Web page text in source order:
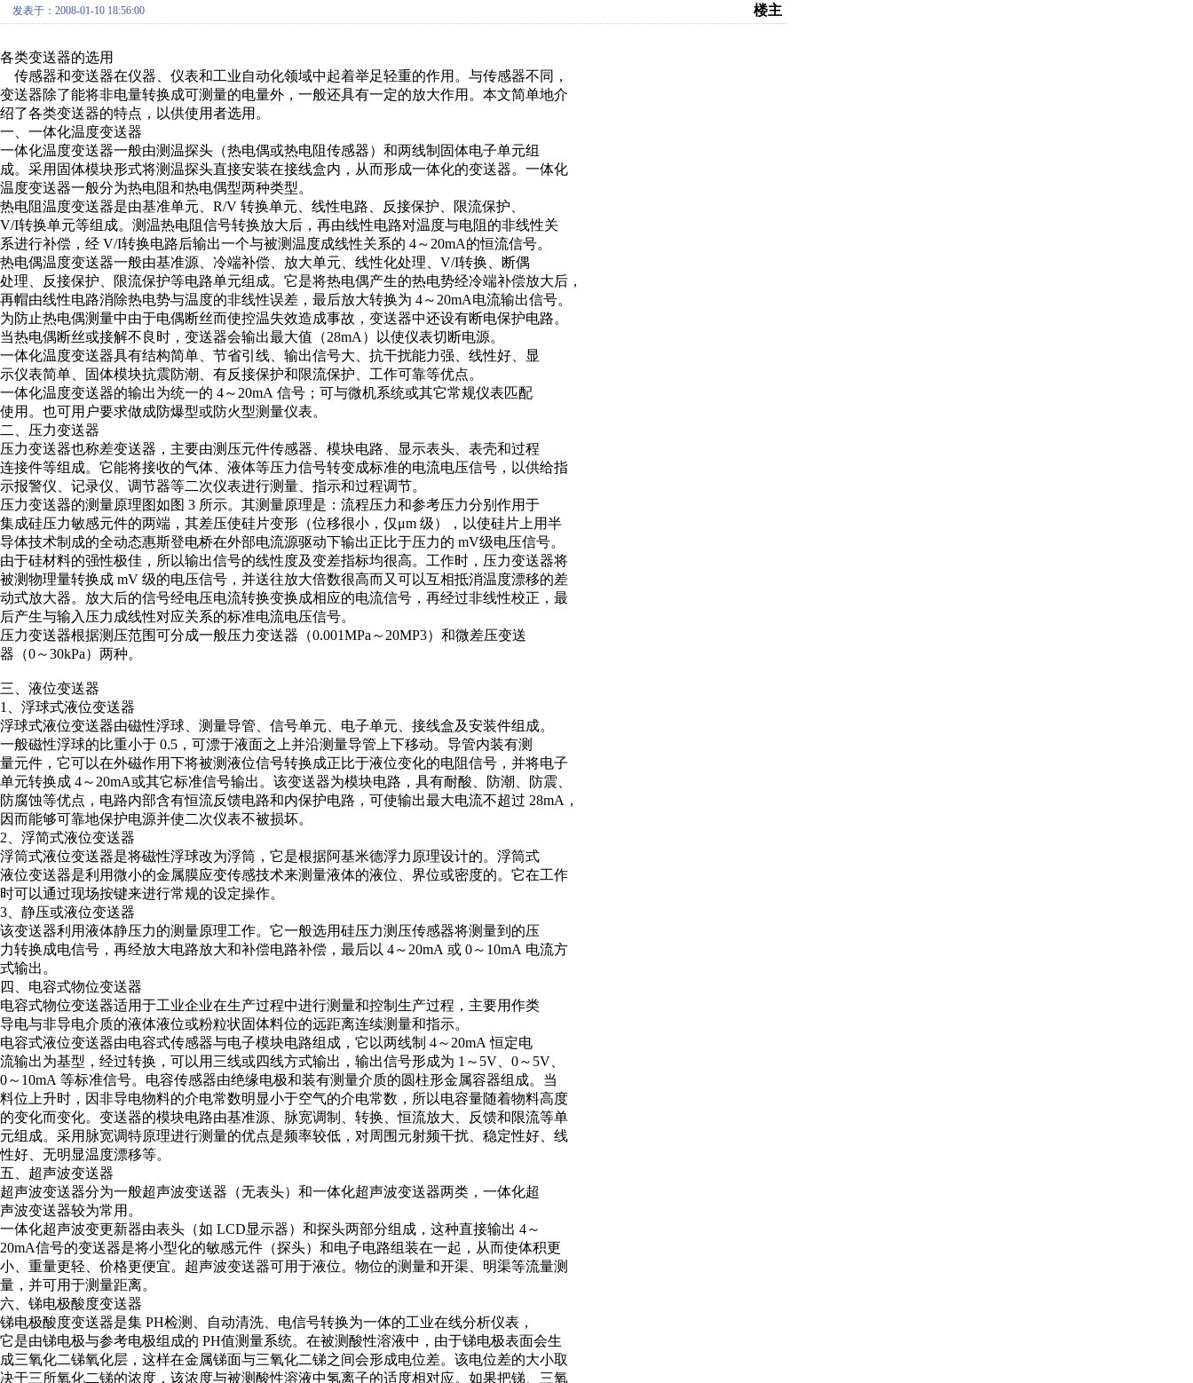
发表于：2008-01-10 18:56:00 楼主
各类变送器的选用
传感器和变送器在仪器、仪表和工业自动化领域中起着举足轻重的作用。与传感器不同，
变送器除了能将非电量转换成可测量的电量外，一般还具有一定的放大作用。本文简单地介
绍了各类变送器的特点，以供使用者选用。
一、一体化温度变送器
一体化温度变送器一般由测温探头（热电偶或热电阻传感器）和两线制固体电子单元组
成。采用固体模块形式将测温探头直接安装在接线盒内，从而形成一体化的变送器。一体化
温度变送器一般分为热电阻和热电偶型两种类型。
热电阻温度变送器是由基准单元、R/V 转换单元、线性电路、反接保护、限流保护、
V/I转换单元等组成。测温热电阻信号转换放大后，再由线性电路对温度与电阻的非线性关
系进行补偿，经 V/I转换电路后输出一个与被测温度成线性关系的 4～20mA的恒流信号。
热电偶温度变送器一般由基准源、冷端补偿、放大单元、线性化处理、V/I转换、断偶
处理、反接保护、限流保护等电路单元组成。它是将热电偶产生的热电势经冷端补偿放大后，
再帽由线性电路消除热电势与温度的非线性误差，最后放大转换为 4～20mA电流输出信号。
为防止热电偶测量中由于电偶断丝而使控温失效造成事故，变送器中还设有断电保护电路。
当热电偶断丝或接解不良时，变送器会输出最大值（28mA）以使仪表切断电源。
一体化温度变送器具有结构简单、节省引线、输出信号大、抗干扰能力强、线性好、显
示仪表简单、固体模块抗震防潮、有反接保护和限流保护、工作可靠等优点。
一体化温度变送器的输出为统一的 4～20mA 信号；可与微机系统或其它常规仪表匹配
使用。也可用户要求做成防爆型或防火型测量仪表。
二、压力变送器
压力变送器也称差变送器，主要由测压元件传感器、模块电路、显示表头、表壳和过程
连接件等组成。它能将接收的气体、液体等压力信号转变成标准的电流电压信号，以供给指
示报警仪、记录仪、调节器等二次仪表进行测量、指示和过程调节。
压力变送器的测量原理图如图 3 所示。其测量原理是：流程压力和参考压力分别作用于
集成硅压力敏感元件的两端，其差压使硅片变形（位移很小，仅μm 级），以使硅片上用半
导体技术制成的全动态惠斯登电桥在外部电流源驱动下输出正比于压力的 mV级电压信号。
由于硅材料的强性极佳，所以输出信号的线性度及变差指标均很高。工作时，压力变送器将
被测物理量转换成 mV 级的电压信号，并送往放大倍数很高而又可以互相抵消温度漂移的差
动式放大器。放大后的信号经电压电流转换变换成相应的电流信号，再经过非线性校正，最
后产生与输入压力成线性对应关系的标准电流电压信号。
压力变送器根据测压范围可分成一般压力变送器（0.001MPa～20MP3）和微差压变送
器（0～30kPa）两种。
三、液位变送器
1、浮球式液位变送器
浮球式液位变送器由磁性浮球、测量导管、信号单元、电子单元、接线盒及安装件组成。
一般磁性浮球的比重小于 0.5，可漂于液面之上并沿测量导管上下移动。导管内装有测
量元件，它可以在外磁作用下将被测液位信号转换成正比于液位变化的电阻信号，并将电子
单元转换成 4～20mA或其它标准信号输出。该变送器为模块电路，具有耐酸、防潮、防震、
防腐蚀等优点，电路内部含有恒流反馈电路和内保护电路，可使输出最大电流不超过 28mA，
因而能够可靠地保护电源并使二次仪表不被损坏。
2、浮简式液位变送器
浮筒式液位变送器是将磁性浮球改为浮筒，它是根据阿基米德浮力原理设计的。浮筒式
液位变送器是利用微小的金属膜应变传感技术来测量液体的液位、界位或密度的。它在工作
时可以通过现场按键来进行常规的设定操作。
3、静压或液位变送器
该变送器利用液体静压力的测量原理工作。它一般选用硅压力测压传感器将测量到的压
力转换成电信号，再经放大电路放大和补偿电路补偿，最后以 4～20mA 或 0～10mA 电流方
式输出。
四、电容式物位变送器
电容式物位变送器适用于工业企业在生产过程中进行测量和控制生产过程，主要用作类
导电与非导电介质的液体液位或粉粒状固体料位的远距离连续测量和指示。
电容式液位变送器由电容式传感器与电子模块电路组成，它以两线制 4～20mA 恒定电
流输出为基型，经过转换，可以用三线或四线方式输出，输出信号形成为 1～5V、0～5V、
0～10mA 等标准信号。电容传感器由绝缘电极和装有测量介质的圆柱形金属容器组成。当
料位上升时，因非导电物料的介电常数明显小于空气的介电常数，所以电容量随着物料高度
的变化而变化。变送器的模块电路由基准源、脉宽调制、转换、恒流放大、反馈和限流等单
元组成。采用脉宽调特原理进行测量的优点是频率较低，对周围元射频干扰、稳定性好、线
性好、无明显温度漂移等。
五、超声波变送器
超声波变送器分为一般超声波变送器（无表头）和一体化超声波变送器两类，一体化超
声波变送器较为常用。
一体化超声波变更新器由表头（如 LCD显示器）和探头两部分组成，这种直接输出 4～
20mA信号的变送器是将小型化的敏感元件（探头）和电子电路组装在一起，从而使体积更
小、重量更轻、价格更便宜。超声波变送器可用于液位。物位的测量和开渠、明渠等流量测
量，并可用于测量距离。
六、锑电极酸度变送器
锑电极酸度变送器是集 PH检测、自动清洗、电信号转换为一体的工业在线分析仪表，
它是由锑电极与参考电极组成的 PH值测量系统。在被测酸性溶液中，由于锑电极表面会生
成三氧化二锑氧化层，这样在金属锑面与三氧化二锑之间会形成电位差。该电位差的大小取
决于三所氧化二锑的浓度，该浓度与被测酸性溶液中氢离子的适度相对应。如果把锑、三氧